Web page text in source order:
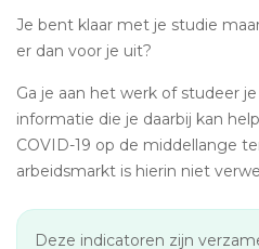
Je bent klaar met je studie
er dan voor je uit?
Ga je aan het werk of studeer
informatie die je daarbij kan
COVID-19 op de middellange
arbeidsmarkt is hierin niet
Deze indicatoren zijn